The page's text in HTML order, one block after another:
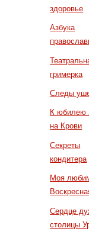
здоровье
Азбука
гримерка
Следы
К юбилею
на Крови
Секреты
кондитера
Моя
Сердце
столицы